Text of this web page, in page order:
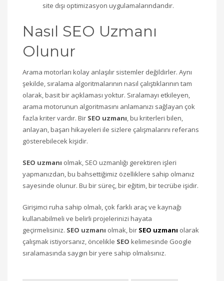
site dışı optimizasyon uygulamalarındandır.
Nasıl SEO Uzmanı
Olunur
Arama motorları kolay anlaşılır sistemler değildirler. Aynı
şekilde, sıralama algoritmalarının nasıl çalıştıklarının tam
olarak, basit bir açıklaması yoktur. Sıralamayı etkileyen,
arama motorunun algoritmasını anlamanızı sağlayan çok
fazla kriter vardır. Bir SEO uzmanı, bu kriterleri bilen,
anlayan, başarı hikayeleri ile sizlere çalışmalarını referans
gösterebilecek kişidir.
SEO uzmanı olmak, SEO uzmanlığı gerektiren işleri
yapmanızdan, bu bahsettiğimiz özelliklere sahip olmanız
sayesinde olunur. Bu bir süreç, bir eğitim, bir tecrübe işidir.
Girişimci ruha sahip olmalı, çok farklı araç ve kaynağı
kullanabilmeli ve belirli projelerinizi hayata
geçirmelisiniz. SEO uzmanı olmak, bir SEO uzmanı olarak
çalışmak istiyorsanız, öncelikle SEO kelimesinde Google
sıralamasında saygın bir yere sahip olmalısınız.